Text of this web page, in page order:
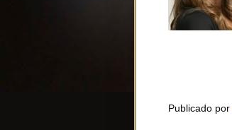
Publicado por